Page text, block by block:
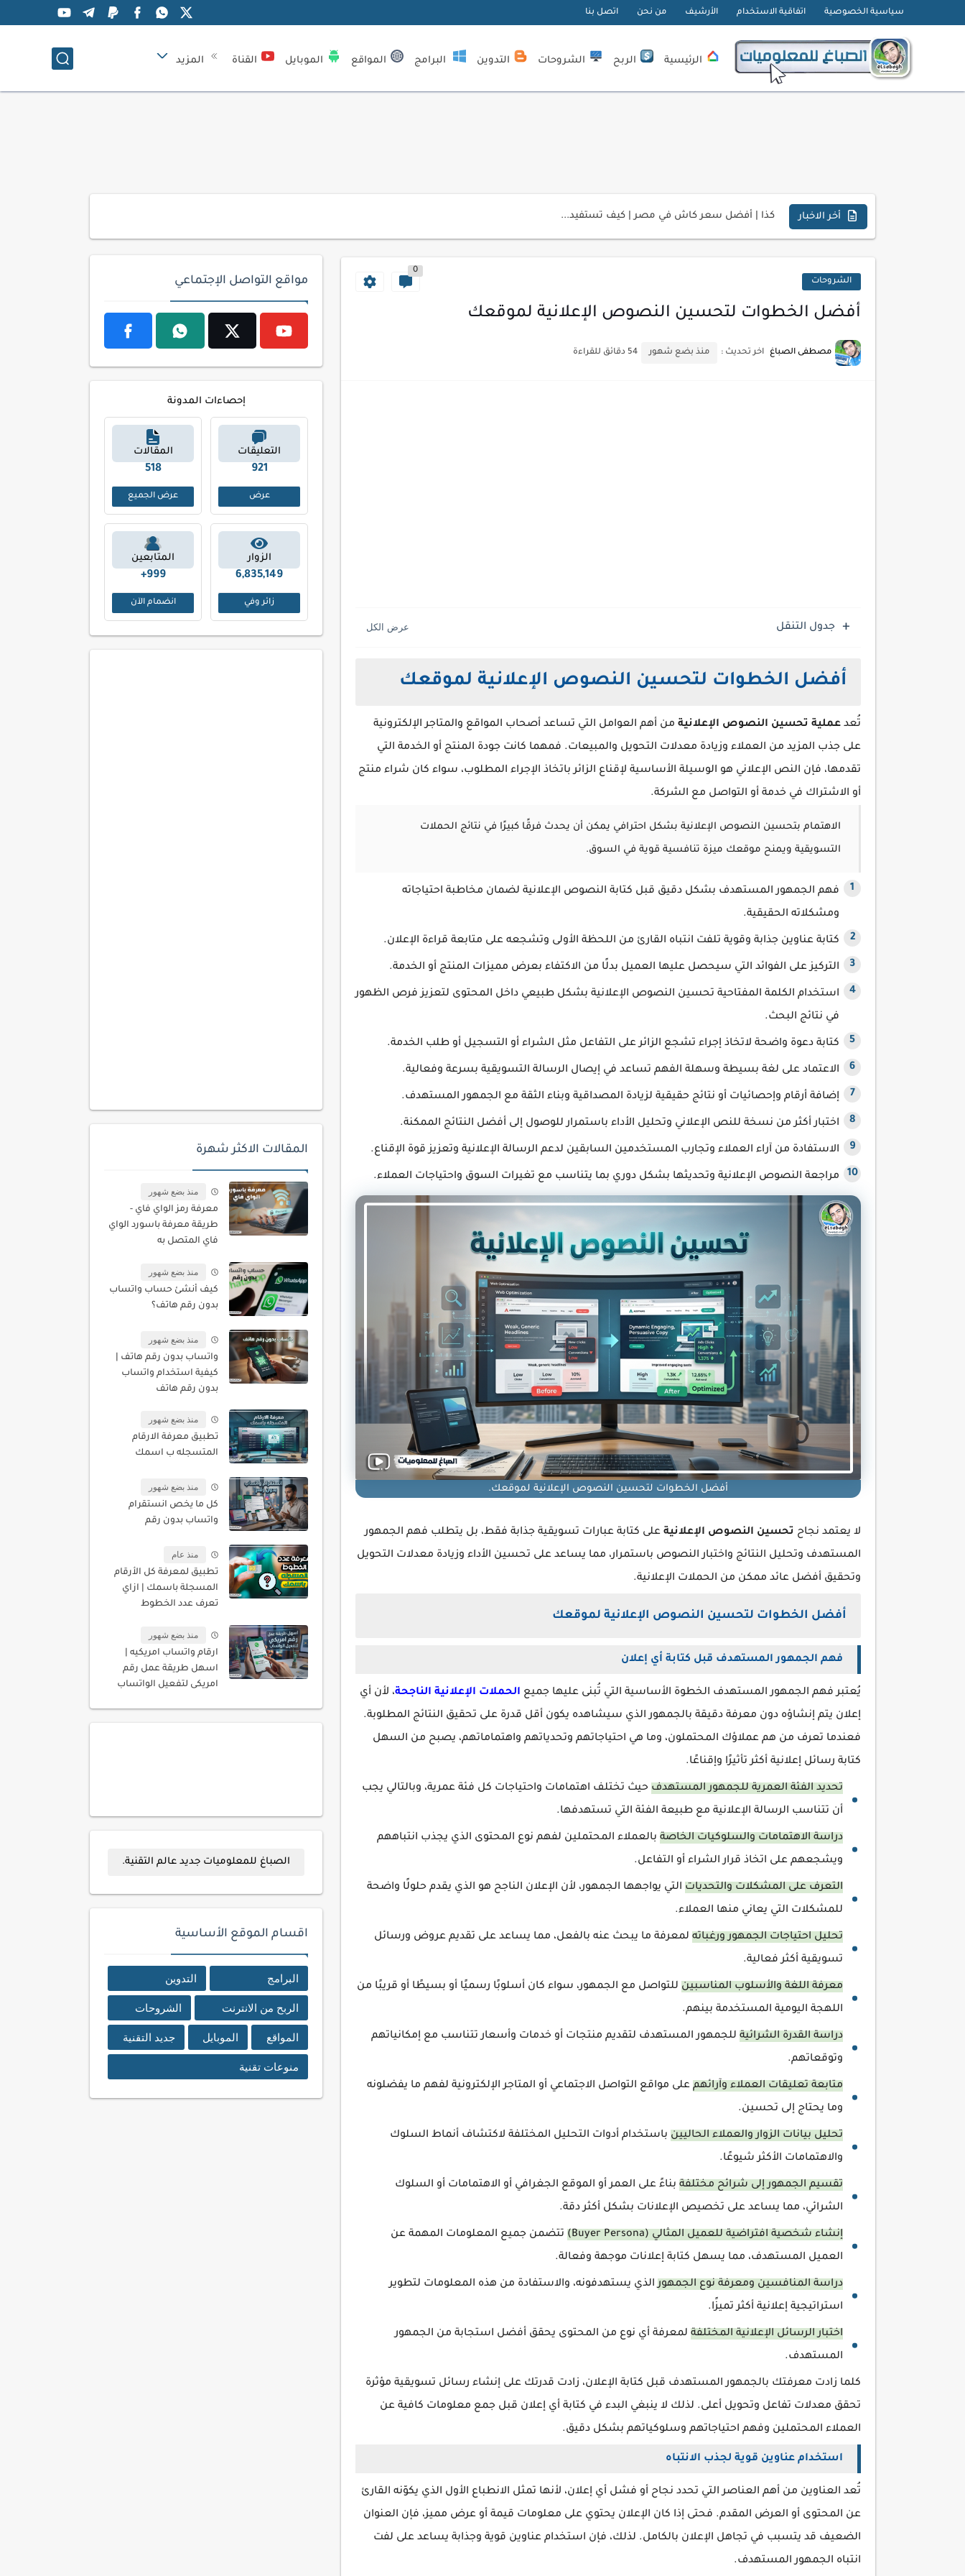
سياسية الخصوصية اتفاقية الاستخدام الأرشيف من نحن اتصل بنا
الرئيسية الربح الشروحات التدوين البرامج المواقع الموبايل القناة المزيد
أخر الاخبار كذا | أفضل سعر كاش في مصر | كيف تستفيد...
كيفية إنشاء موقع لعرض أعمالك الاحترافية
أحدث تقنيات الحماية من هجمات السايبر
الشروحات
0
أفضل الخطوات لتحسين النصوص الإعلانية لموقعك
مصطفى الصباغ اخر تحديث : منذ بضع شهور 54 دقائق للقراءة
جدول التنقل
أفضل الخطوات لتحسين النصوص الإعلانية لموقعك
تُعد عملية تحسين النصوص الإعلانية من أهم العوامل التي تساعد أصحاب المواقع والمتاجر الإلكترونية
على جذب المزيد من العملاء وزيادة معدلات التحويل والمبيعات. فمهما كانت جودة المنتج أو الخدمة التي
تقدمها، فإن النص الإعلاني هو الوسيلة الأساسية لإقناع الزائر باتخاذ الإجراء المطلوب، سواء كان شراء منتج
أو الاشتراك في خدمة أو التواصل مع الشركة.
الاهتمام بتحسين النصوص الإعلانية بشكل احترافي يمكن أن يحدث فرقًا كبيرًا في نتائج الحملات
التسويقية ويمنح موقعك ميزة تنافسية قوية في السوق.
فهم الجمهور المستهدف بشكل دقيق قبل كتابة النصوص الإعلانية لضمان مخاطبة احتياجاته
ومشكلاته الحقيقية.
كتابة عناوين جذابة وقوية تلفت انتباه القارئ من اللحظة الأولى وتشجعه على متابعة قراءة الإعلان.
التركيز على الفوائد التي سيحصل عليها العميل بدلًا من الاكتفاء بعرض مميزات المنتج أو الخدمة.
استخدام الكلمة المفتاحية تحسين النصوص الإعلانية بشكل طبيعي داخل المحتوى لتعزيز فرص الظهور
في نتائج البحث.
كتابة دعوة واضحة لاتخاذ إجراء تشجع الزائر على التفاعل مثل الشراء أو التسجيل أو طلب الخدمة.
الاعتماد على لغة بسيطة وسهلة الفهم تساعد في إيصال الرسالة التسويقية بسرعة وفعالية.
إضافة أرقام وإحصائيات أو نتائج حقيقية لزيادة المصداقية وبناء الثقة مع الجمهور المستهدف.
اختبار أكثر من نسخة للنص الإعلاني وتحليل الأداء باستمرار للوصول إلى أفضل النتائج الممكنة.
الاستفادة من آراء العملاء وتجارب المستخدمين السابقين لدعم الرسالة الإعلانية وتعزيز قوة الإقناع.
مراجعة النصوص الإعلانية وتحديثها بشكل دوري بما يتناسب مع تغيرات السوق واحتياجات العملاء.
أفضل الخطوات لتحسين النصوص الإعلانية لموقعك.
لا يعتمد نجاح تحسين النصوص الإعلانية على كتابة عبارات تسويقية جذابة فقط، بل يتطلب فهم الجمهور
المستهدف وتحليل النتائج واختبار النصوص باستمرار، مما يساعد على تحسين الأداء وزيادة معدلات التحويل
وتحقيق أفضل عائد ممكن من الحملات الإعلانية.
أفضل الخطوات لتحسين النصوص الإعلانية لموقعك
فهم الجمهور المستهدف قبل كتابة أي إعلان
يُعتبر فهم الجمهور المستهدف الخطوة الأساسية التي تُبنى عليها جميع الحملات الإعلانية الناجحة، لأن أي
إعلان يتم إنشاؤه دون معرفة دقيقة بالجمهور الذي سيشاهده يكون أقل قدرة على تحقيق النتائج المطلوبة.
فعندما تعرف من هم عملاؤك المحتملون، وما هي احتياجاتهم وتحدياتهم واهتماماتهم، يصبح من السهل
كتابة رسائل إعلانية أكثر تأثيرًا وإقناعًا.
تحديد الفئة العمرية للجمهور المستهدف حيث تختلف اهتمامات واحتياجات كل فئة عمرية، وبالتالي يجب
أن تتناسب الرسالة الإعلانية مع طبيعة الفئة التي تستهدفها.
دراسة الاهتمامات والسلوكيات الخاصة بالعملاء المحتملين لفهم نوع المحتوى الذي يجذب انتباههم
ويشجعهم على اتخاذ قرار الشراء أو التفاعل.
التعرف على المشكلات والتحديات التي يواجهها الجمهور، لأن الإعلان الناجح هو الذي يقدم حلولًا واضحة
للمشكلات التي يعاني منها العملاء.
تحليل احتياجات الجمهور ورغباته لمعرفة ما يبحث عنه بالفعل، مما يساعد على تقديم عروض ورسائل
تسويقية أكثر فعالية.
معرفة اللغة والأسلوب المناسبين للتواصل مع الجمهور، سواء كان أسلوبًا رسميًا أو بسيطًا أو قريبًا من
اللهجة اليومية المستخدمة بينهم.
دراسة القدرة الشرائية للجمهور المستهدف لتقديم منتجات أو خدمات وأسعار تتناسب مع إمكانياتهم
وتوقعاتهم.
متابعة تعليقات العملاء وآرائهم على مواقع التواصل الاجتماعي أو المتاجر الإلكترونية لفهم ما يفضلونه
وما يحتاج إلى تحسين.
تحليل بيانات الزوار والعملاء الحاليين باستخدام أدوات التحليل المختلفة لاكتشاف أنماط السلوك
والاهتمامات الأكثر شيوعًا.
تقسيم الجمهور إلى شرائح مختلفة بناءً على العمر أو الموقع الجغرافي أو الاهتمامات أو السلوك
الشرائي، مما يساعد على تخصيص الإعلانات بشكل أكثر دقة.
إنشاء شخصية افتراضية للعميل المثالي (Buyer Persona)
تتضمن جميع المعلومات المهمة عن
العميل المستهدف، مما يسهل كتابة إعلانات موجهة وفعالة.
دراسة المنافسين ومعرفة نوع الجمهورالذي يستهدفونه، والاستفادة من هذه المعلومات لتطوير
استراتيجية إعلانية أكثر تميزًا.
اختبار الرسائل الإعلانية المختلفة لمعرفة أي نوع من المحتوى يحقق أفضل استجابة من الجمهور
المستهدف.
كلما زادت معرفتك بالجمهور المستهدف قبل كتابة الإعلان، زادت قدرتك على إنشاء رسائل تسويقية مؤثرة
تحقق معدلات تفاعل وتحويل أعلى. لذلك لا ينبغي البدء في كتابة أي إعلان قبل جمع معلومات كافية عن
العملاء المحتملين وفهم احتياجاتهم وسلوكياتهم بشكل دقيق.
استخدام عناوين قوية لجذب الانتباه
تُعد العناوين من أهم العناصر التي تحدد نجاح أو فشل أي إعلان، لأنها تمثل الانطباع الأول الذي يكوّنه القارئ
عن المحتوى أو العرض المقدم. فحتى إذا كان الإعلان يحتوي على معلومات قيمة أو عرض مميز، فإن العنوان
الضعيف قد يتسبب في تجاهل الإعلان بالكامل. لذلك، فإن استخدام عناوين قوية وجذابة يساعد على لفت
انتباه الجمهور المستهدف.
مواقع التواصل الإجتماعي
إحصاءات المدونة
التعليقات
1048
عرض
المقالات
603
عرض الجميع
الزوار
6,835,149
زائر وفي
المتابعين
999+
انضمام الآن
المقالات الاكثر شهرة
منذ بضع شهور
معرفة رمز الواي فاي -
طريقة معرفة باسورد الواي
فاي المتصل به
منذ بضع شهور
كيف أنشئ حساب واتساب
بدون رقم هاتف؟
منذ بضع شهور
واتساب بدون رقم هاتف |
كيفية استخدام واتساب
بدون رقم هاتف
منذ بضع شهور
تطبيق معرفة الارقام
المتسجله ب اسمك
منذ بضع شهور
كل ما يخص انستقرام
واتساب بدون رقم
منذ عام
تطبيق لمعرفة كل الأرقام
المسجلة باسمك | ازاي
تعرف عدد الخطوط
منذ بضع شهور
ارقام واتساب امريكيه |
اسهل طريقة عمل رقم
امريكى لتفعيل الواتساب
الصباغ للمعلوميات جديد عالم التقنية.
اقسام الموقع الأساسية
البرامج التدوين
الربح من الانترنت الشروحات
المواقع الموبايل جديد التقنية
منوعات تقنية